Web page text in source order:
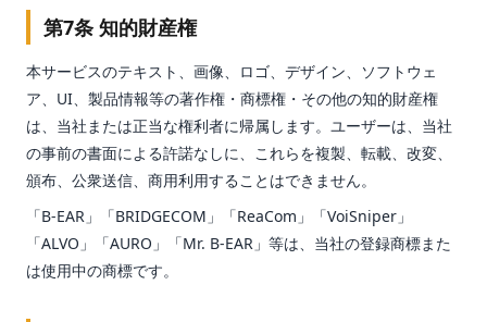
第7条 知的財産権
本サービスのテキスト、画像、ロゴ、デザイン、ソフトウェ
ア、UI、製品情報等の著作権・商標権・その他の知的財産権
は、当社または正当な権利者に帰属します。ユーザーは、当社
の事前の書面による許諾なしに、これらを複製、転載、改変、
頒布、公衆送信、商用利用することはできません。
「B-EAR」「BRIDGECOM」「ReaCom」「VoiSniper」
「ALVO」「AURO」「Mr. B-EAR」等は、当社の登録商標また
は使用中の商標です。